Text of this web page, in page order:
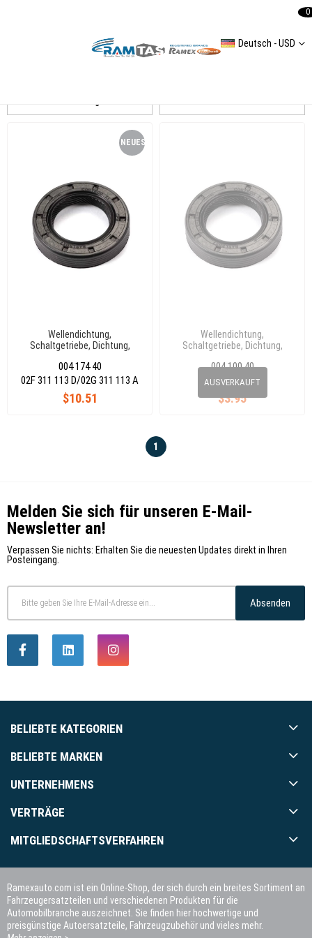
Deutsch - USD
0
Wellendichtung,
Schaltgetriebe, Dichtung,
004 174 40
$10.51
NEUES
02F 311 113 D/02G 311 113 A AUSVERKAUFT
Wellendichtung,
Schaltgetriebe, Dichtung,
004 100 40
$3.95
020 311 113 B
1
Melden Sie sich für unseren E-Mail-
Newsletter an!
Verpassen Sie nichts: Erhalten Sie die neuesten Updates direkt in Ihren
Posteingang.
Absenden
BELIEBTE KATEGORIEN
BELIEBTE MARKEN
UNTERNEHMENS
VERTRÄGE
MITGLIEDSCHAFTSVERFAHREN
Ramexauto.com ist ein Online-Shop, der sich durch ein breites Sortiment an
Fahrzeugersatzteilen und verschiedenen Produkten für die
Automobilbranche auszeichnet. Sie finden hier hochwertige und
preisgünstige Autoersatzteile, Fahrzeugzubehör und vieles mehr.